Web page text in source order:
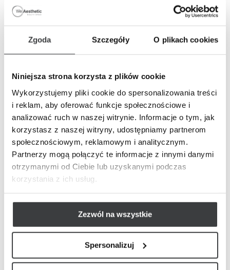
Zgoda Szczegóły O plikach cookies
Niniejsza strona korzysta z plików cookie
Wykorzystujemy pliki cookie do spersonalizowania treści
i reklam, aby oferować funkcje społecznościowe i
analizować ruch w naszej witrynie. Informacje o tym, jak
korzystasz z naszej witryny, udostępniamy partnerom
społecznościowym, reklamowym i analitycznym.
Partnerzy mogą połączyć te informacje z innymi danymi
otrzymanymi od Ciebie lub uzyskanymi podczas
korzystania z ich usług.
Zezwól na wszystkie
Spersonalizuj
Twarz
Na czym polega radiofrekwencja
mikroigłowa i na jakie efekty można liczyć?
Współczesna medycyna estetyczna oferuje skuteczne i
mało inwazyjne metody odmładzania skóry, które pozwalają
uzyskać naturalne efekty bez konieczności poddawania się
operacjom plastycznym.